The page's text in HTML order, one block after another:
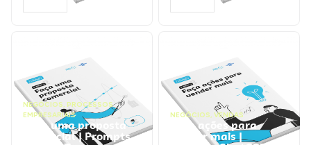
NEGÓCIOS, PROCESSOS
EMPRESARIAIS
Faça uma proposta
comercial | Prompts
NEGÓCIOS, VENDAS
Faça ações para
vender mais |